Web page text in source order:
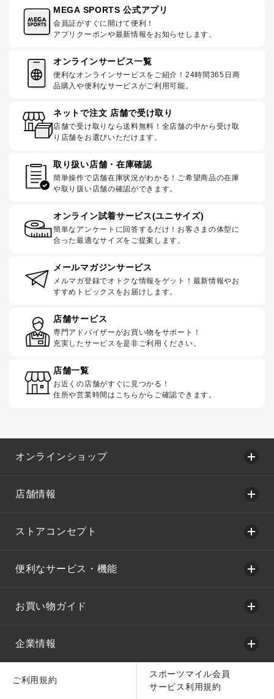
MEGA SPORTS 公式アプリ
会員証がすぐに開けて便利！
アプリクーポンや最新情報をお知らせします。
オンラインサービス一覧
便利なオンラインサービスをご紹介！24時間365日商
品購入や便利なサービスがご利用可能。
ネットで注文 店舗で受け取り
店舗で受け取りなら送料無料！全店舗の中から受け取
り店舗をお選びいただけます。
取り扱い店舗・在庫確認
簡単操作で店舗在庫状況がわかる！ご希望商品の在庫
や取り扱い店舗の確認ができます。
オンライン試着サービス(ユニサイズ)
簡単なアンケートに回答するだけ！お客さまの体型に
合った最適なサイズをご提案します。
メールマガジンサービス
メルマガ登録でオトクな情報をゲット！最新情報やお
すすめトピックスをお届けします。
店舗サービス
専門アドバイザーがお買い物をサポート！
充実したサービスを是非ご利用ください。
店舗一覧
お近くの店舗がすぐに見つかる！
住所や営業時間はこちらからご確認できます。
オンラインショップ
店舗情報
ストアコンセプト
便利なサービス・機能
お買い物ガイド
企業情報
ご利用規約
スポーツマイル会員
サービス利用規約